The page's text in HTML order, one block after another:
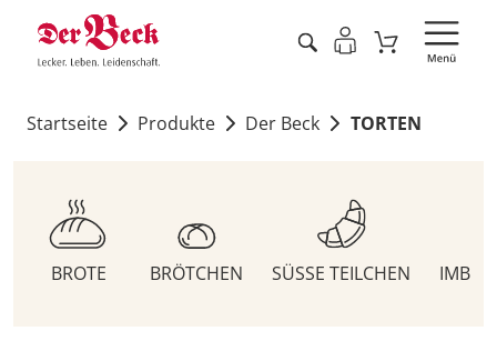
Startseite Produkte Der Beck TORTEN
BROTE BRÖTCHEN SÜSSE TEILCHEN